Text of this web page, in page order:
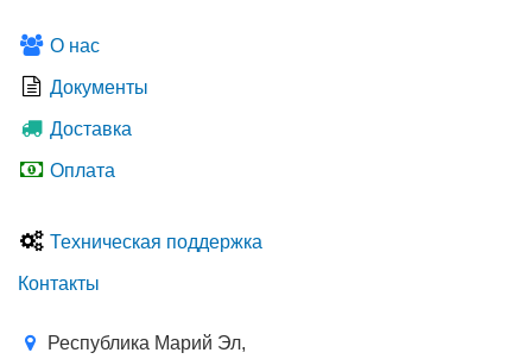
О нас
Документы
Доставка
Оплата
Техническая поддержка
Контакты
Республика Марий Эл,